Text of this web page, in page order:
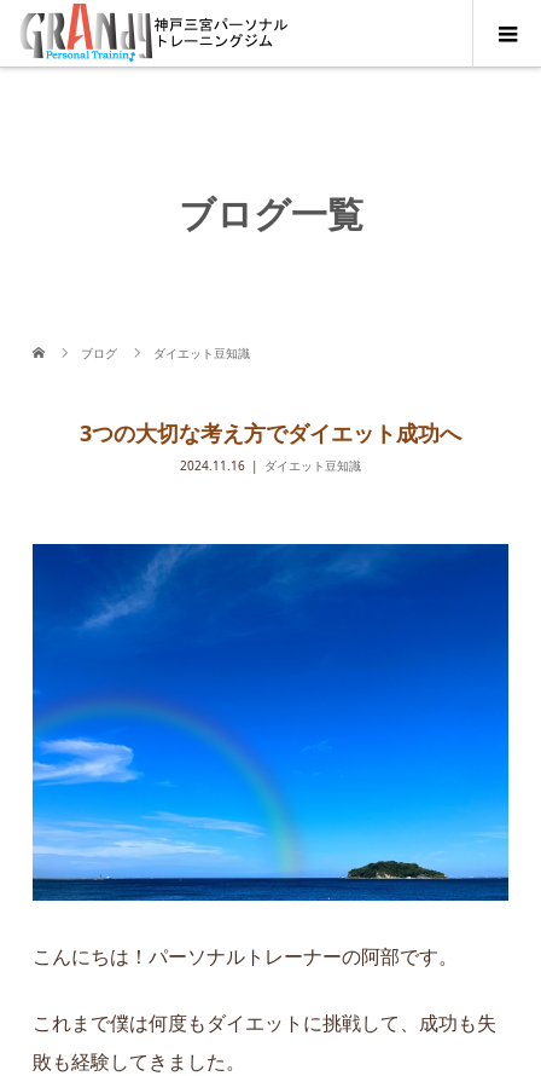
ブログ一覧
ブログ ダイエット豆知識
3つの大切な考え方でダイエット成功へ
2024.11.16 ダイエット豆知識
こんにちは！パーソナルトレーナーの阿部です。
これまで僕は何度もダイエットに挑戦して、成功も失
敗も経験してきました。